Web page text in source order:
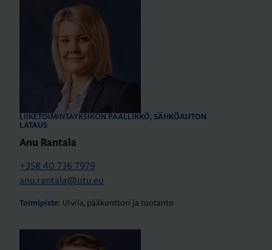
LIIKETOIMINTAYKSIKÖN PÄÄLLIKKÖ, SÄHKÖAUTON
LATAUS
Anu Rantala
+358 40 736 7979
anu.rantala@utu.eu
Toimipiste: Ulvila, pääkonttori ja tuotanto